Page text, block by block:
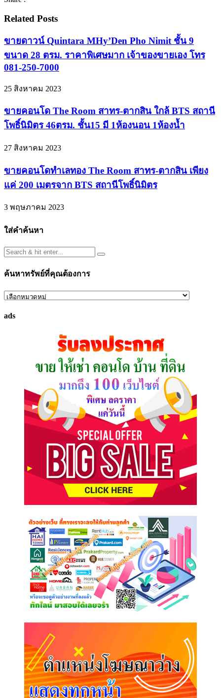
Related Posts
ขายดาวน์ Quintara MHy’Den Pho Nimit ชั้น 9
ขนาด 28 ตรม. ราคาพิเศษมาก เจ้าของขายเอง โทร
081-250-7000
25 สิงหาคม 2023
ขายคอนโด The Room สาทร-ตากสิน ใกล้ BTS สถานี
โพธิ์นิมิตร 46ตรม. ชั้น15 มี 1ห้องนอน 1ห้องน้ำ
27 สิงหาคม 2023
ขายคอนโดทำเลทอง The Room สาทร-ตากสิน เพียง
แค่ 200 เมตรจาก BTS สถานีโพธิ์นิมิตร
3 พฤษภาคม 2023
ใส่คำค้นหา
ค้นหาทรัพย์ที่คุณต้องการ
ค้นหา
ที่
ads